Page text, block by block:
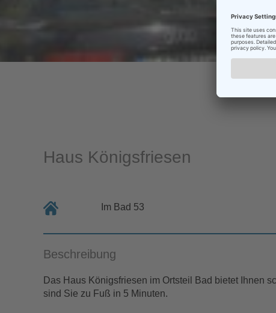
Haus Königsfriesen
Im Bad 53
Beschreibung
Das Haus Königsfriesen im Ortsteil Bad bietet Ihnen
sind Sie zu Fuß in 5 Minuten.